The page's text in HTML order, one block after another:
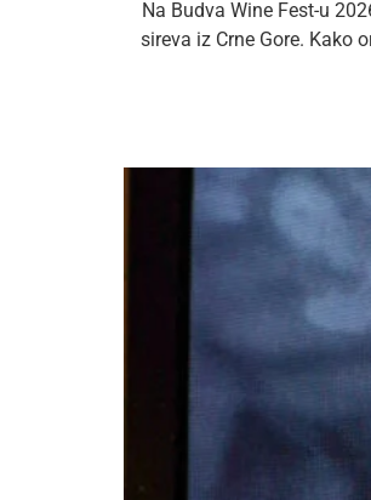
Na Budva Wine Fest-u
sireva iz Crne Gore. Kako